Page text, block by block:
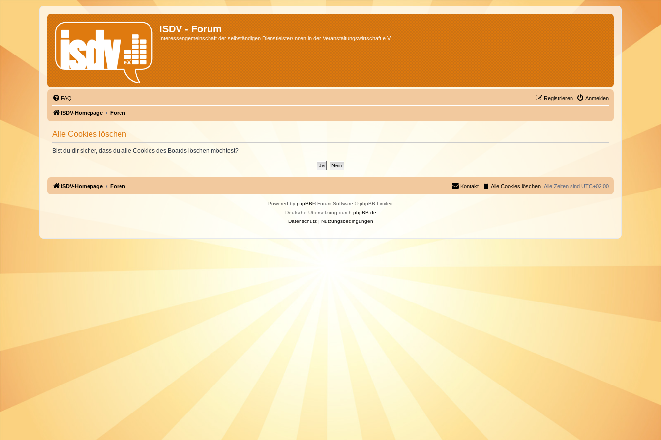
ISDV - Forum
Interessengemeinschaft der selbständigen Dienstleister/Innen in der Veranstaltungswirtschaft e.V.
FAQ Anmelden
Registrieren
ISDV-Homepage Foren
Alle Cookies löschen
Bist du dir sicher, dass du alle Cookies des Boards löschen möchtest?
ISDV-Homepage Foren Alle Zeiten sind UTC+02:00
Alle Cookies löschen
Kontakt
Powered by phpBB® Forum Software © phpBB Limited
Deutsche Übersetzung durch phpBB.de
Datenschutz| Nutzungsbedingungen